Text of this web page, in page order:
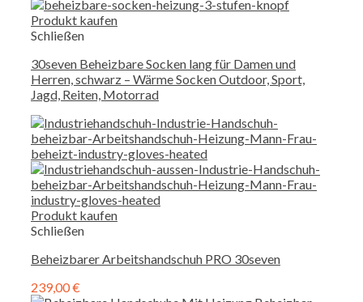
Produkt kaufen
Schließen
30seven Beheizbare Socken lang für Damen und
Herren, schwarz – Wärme Socken Outdoor, Sport,
Jagd, Reiten, Motorrad
Produkt kaufen
Schließen
Beheizbarer Arbeitshandschuh PRO 30seven
239,00€